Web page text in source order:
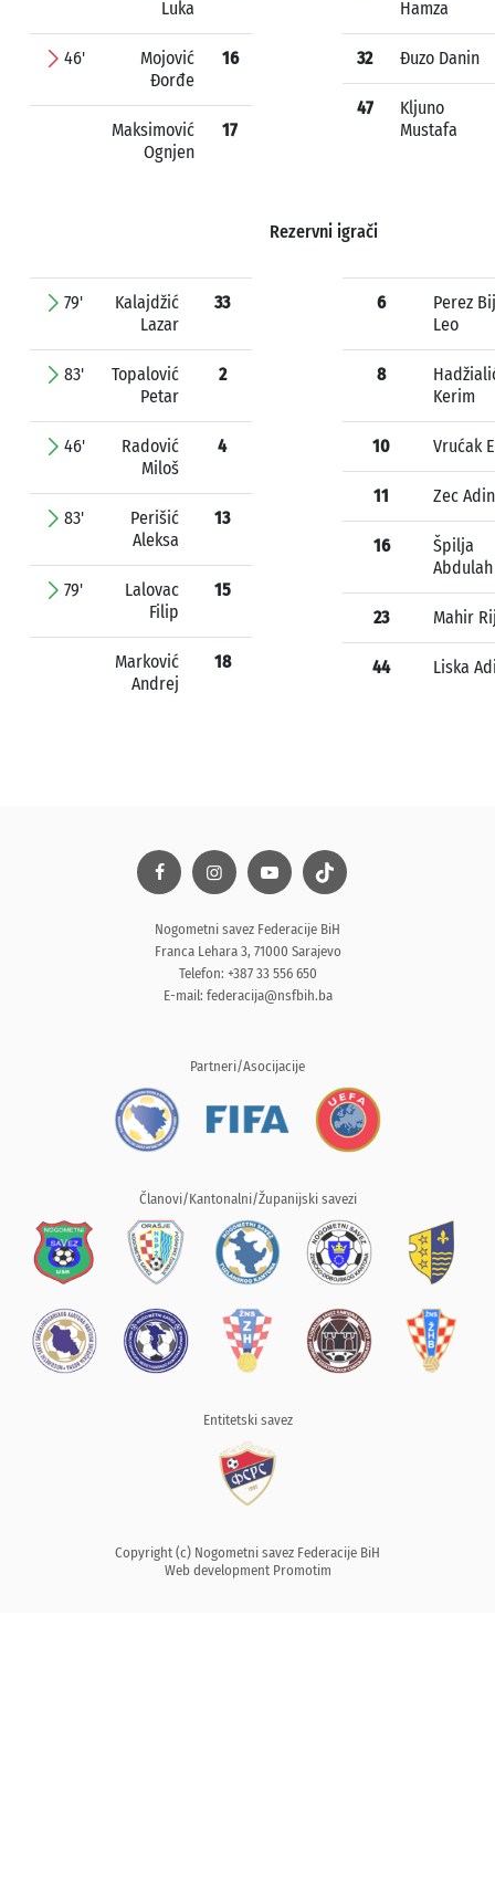
Luka
46'
Mojović
Đorđe
16
Maksimović
Ognjen
17
Hamza
32 Đuzo Danin
47
Kljuno
Mustafa
Rezervni igrači
79'
Kalajdžić
Lazar
33
83'
Topalović
Petar
2
46'
Radović
Miloš
4
83'
Perišić
Aleksa
13
79'
Lalovac
Filip
15
Marković
Andrej
18
6
Perez
Leo
8
Kerim
10 Vrućak
11 Zec Adin
16
Špilja
Abdulah
23 Mahir
44 Liska
Nogometni savez Federacije BiH
Franca Lehara 3, 71000 Sarajevo
Telefon: +387 33 556 650
E-mail: federacija@nsfbih.ba
Partneri/Asocijacije
Članovi/Kantonalni/Županijski savezi
Entitetski savez
Copyright (c) Nogometni savez Federacije BiH
Web development Promotim